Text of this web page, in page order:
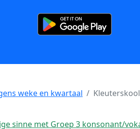
weke en kwartaal
sinne met Groep 3 konsonant/